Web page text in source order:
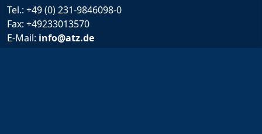
Tel.: +49 (0) 231-9846098-0
Fax: +49233013570
E-Mail: info@atz.de